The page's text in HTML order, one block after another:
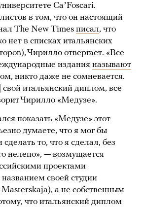
CaʼFoscari.
в том, что он настоящий
The New Times писал, что
в списках итальянских
Чирилло отвергает. «Все
издания называют
никто даже не сомневается.
итальянский диплом, все
Чирилло «Медузе».
показать «Медузе» этот
думаете, что я мог бы
то, что я сделал, без
нелепо», — возмущается
проектами
своей студии
а не собственным
что итальянский диплом